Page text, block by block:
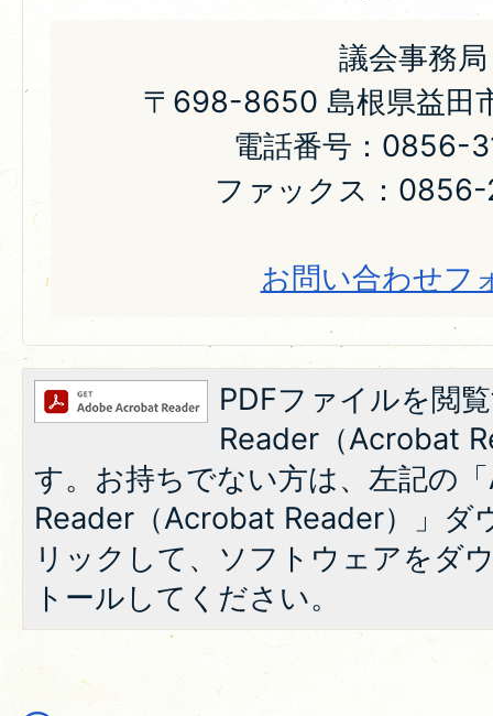
議会事務局
〒698-8650 島根県益田
電話番号：0856-
ファックス：
お問い合わせフ
PDFファイルを閲
Reader（Acrobat
す。お持ちでない方は、左記の
Reader（Acrobat Reader）」ダ
リックして、ソフトウェアをダ
トールしてください。